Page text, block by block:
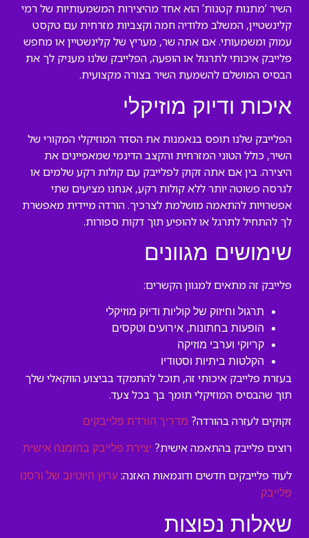
השיר ‘מתנות קטנות’ הוא אחד מהיצירות המשמעותיות של רמי
קלינשטיין, המשלב מלודיה חמה וקצביות מזרחית עם טקסט
עמוק ומשמעותי. אם אתה שר, מעריץ של קלינשטיין או מחפש
פלייבק איכותי לתרגול או הופעה, הפלייבק שלנו מעניק לך את
הבסיס המושלם להשמעת השיר בצורה מקצועית.
איכות ודיוק מוזיקלי
הפלייבק שלנו תופס בנאמנות את הסדר המוזיקלי המקורי של
השיר, כולל הטוני המזרחית והקצב הדינמי שמאפיינים את
היצירה. בין אם אתה זקוק לפלייבק עם קולות רקע שלמים או
לגרסה פשוטה יותר ללא קולות רקע, אנחנו מציעים שתי
אפשרויות להתאמה מושלמת לצרכיך. הורדה מיידית מאפשרת
לך להתחיל לתרגל או להופיע תוך דקות ספורות.
שימושים מגוונים
פלייבק זה מתאים למגוון הקשרים:
תרגול וחיזוק של קוליות ודיוק מוזיקלי
הופעות בחתונות, אירועים וטקסים
קריוקי וערבי מוזיקה
הקלטות ביתיות וסטודיו
בעזרת פלייבק איכותי זה, תוכל להתמקד בביצוע הווקאלי שלך
תוך שהבסיס המוזיקלי תומך בך בכל צעד.
זקוקים לעזרה בהורדה? מדריך הורדת פלייבקים
רוצים פלייבק בהתאמה אישית? יצירת פלייבק בהזמנה אישית
לעוד פלייבקים חדשים ודוגמאות האזנה: ערוץ היוטיוב של ורסנו
פלייבק
שאלות נפוצות